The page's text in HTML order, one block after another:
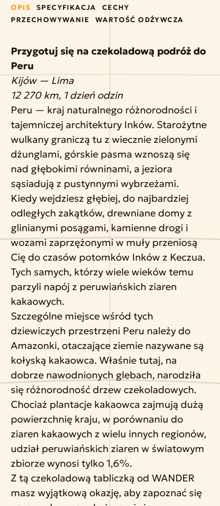
OPIS SPECYFIKACJA
CECHY
PRZECHOWYWANIE
WARTOŚĆ ODŻYWCZA
Przygotuj się na czekoladową podróż do
Peru
Kijów — Lima
12 270 km, 1 dzień odzin
Peru — kraj naturalnego różnorodności i
tajemniczej architektury Inków. Starożytne
wulkany graniczą tu z wiecznie zielonymi
dżunglami, górskie pasma wznoszą się
nad głębokimi równinami, a jeziora
sąsiadują z pustynnymi wybrzeżami.
Kiedy wejdziesz głębiej, do najbardziej
odległych zakątków, drewniane domy z
glinianymi posągami, kamienne drogi i
wozami zaprzężonymi w muły przeniosą
Cię do czasów potomków Inków z Keczua.
Tych samych, którzy wiele wieków temu
parzyli napój z peruwiańskich ziaren
kakaowych.
Szczególne miejsce wśród tych
dziewiczych przestrzeni Peru należy do
Amazonki, otaczające ziemie nazywane są
kołyską kakaowca. Właśnie tutaj, na
dobrze nawodnionych glebach, narodziła
się różnorodność drzew czekoladowych.
Chociaż plantacje kakaowca zajmują dużą
powierzchnię kraju, w porównaniu do
ziaren kakaowych z wielu innych regionów,
udział peruwiańskich ziaren w światowym
zbiorze wynosi tylko 1,6%.
Z tą czekoladową tabliczką od WANDER
masz wyjątkową okazję, aby zapoznać się